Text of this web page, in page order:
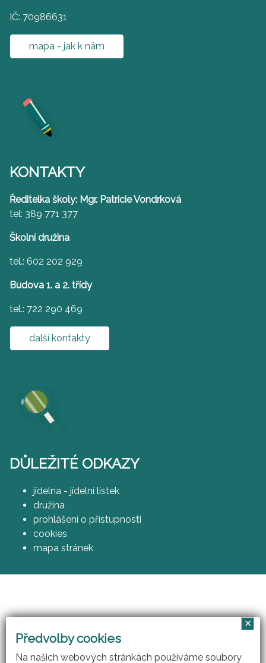
IČ: 70986631
mapa - jak k nám
KONTAKTY
Ředitelka školy: Mgr. Patricie Vondrková
tel: 389 771 377
Školní družina
tel.: 602 202 929
Budova 1. a 2. třídy
tel.: 722 290 469
další kontakty
DŮLEŽITÉ ODKAZY
jídelna - jídelní lístek
družina
prohlášení o přístupnosti
cookies
mapa stránek
(CZ.1.07/1.3.00/51.0007)
Předvolby cookies
Na našich webových stránkách používáme soubory
✕